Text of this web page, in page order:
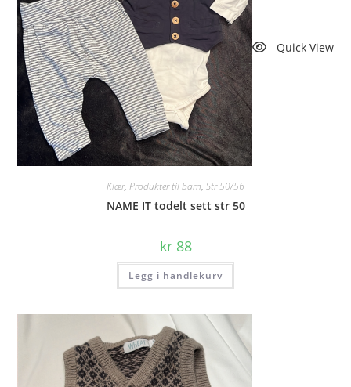
Quick View
Klær, Produkter til barn, Str 50/56
NAME IT todelt sett str 50
kr88
Legg i handlekurv